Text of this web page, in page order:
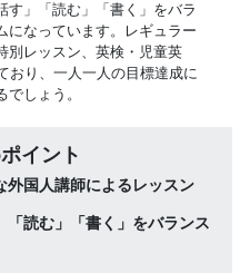
す」「読む」「書く」をバラ
になっています。レギュラー
別レッスン、英検・児童英
おり、一人一人の目標達成に
しょう。
イント
外国人講師によるレッスン
読む」「書く」をバランス